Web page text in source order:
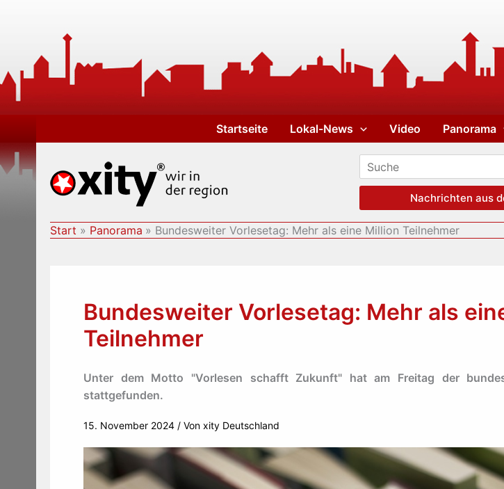
Startseite Lokal-News Video Panorama
Nachrichten aus
Start Panorama Bundesweiter Vorlesetag: Mehr als eine Million Teilnehmer
Bundesweiter Vorlesetag: Mehr als
Teilnehmer
Unter dem Motto "Vorlesen schafft Zukunft" hat am Freitag der
stattgefunden.
15. November 2024 / Von xity Deutschland